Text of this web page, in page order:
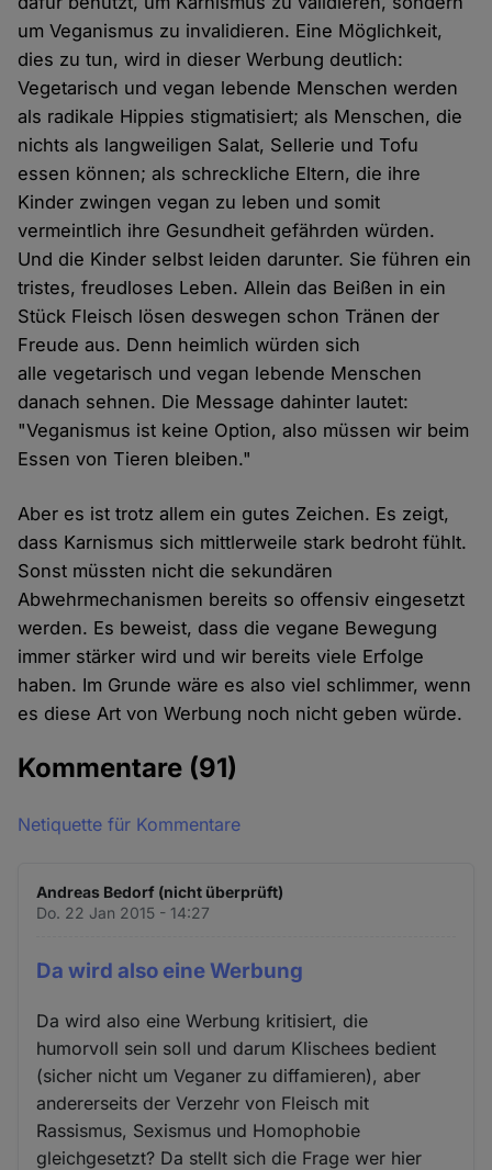
um Veganismus zu invalidieren. Eine Möglichkeit,
dies zu tun, wird in dieser Werbung deutlich:
Vegetarisch und vegan lebende Menschen werden
als radikale Hippies stigmatisiert; als Menschen, die
nichts als langweiligen Salat, Sellerie und Tofu
essen können; als schreckliche Eltern, die ihre
Kinder zwingen vegan zu leben und somit
vermeintlich ihre Gesundheit gefährden würden.
Und die Kinder selbst leiden darunter. Sie führen ein
tristes, freudloses Leben. Allein das Beißen in ein
Stück Fleisch lösen deswegen schon Tränen der
Freude aus. Denn heimlich würden sich
alle vegetarisch und vegan lebende Menschen
danach sehnen. Die Message dahinter lautet:
"Veganismus ist keine Option, also müssen wir beim
Essen von Tieren bleiben."
Aber es ist trotz allem ein gutes Zeichen. Es zeigt,
dass Karnismus sich mittlerweile stark bedroht fühlt.
Sonst müssten nicht die sekundären
Abwehrmechanismen bereits so offensiv eingesetzt
werden. Es beweist, dass die vegane Bewegung
immer stärker wird und wir bereits viele Erfolge
haben. Im Grunde wäre es also viel schlimmer, wenn
es diese Art von Werbung noch nicht geben würde.
Kommentare (91)
Netiquette für Kommentare
Andreas Bedorf (nicht überprüft)
Do. 22 Jan 2015 - 14:27
Da wird also eine Werbung
Da wird also eine Werbung kritisiert, die
humorvoll sein soll und darum Klischees bedient
(sicher nicht um Veganer zu diffamieren), aber
andererseits der Verzehr von Fleisch mit
Rassismus, Sexismus und Homophobie
gleichgesetzt? Da stellt sich die Frage wer hier